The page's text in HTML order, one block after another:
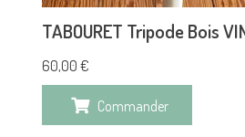
TABOURET Tripode Bois
60,00 €
Commander